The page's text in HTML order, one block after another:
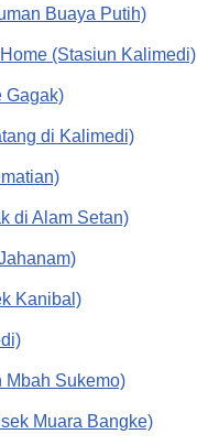
Buaya Putih)
(Stasiun Kalimedi)
Gagak)
di Kalimedi)
di Alam Setan)
Kanibal)
Mbah Sukemo)
Muara Bangke)